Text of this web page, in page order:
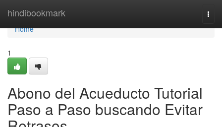
hindibookmark
Home
Home
1
Abono del Acueducto Tutorial
Paso a Paso buscando Evitar